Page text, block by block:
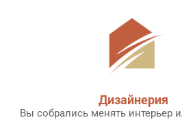
Дизайнерия
Вы собрались менять интерьер